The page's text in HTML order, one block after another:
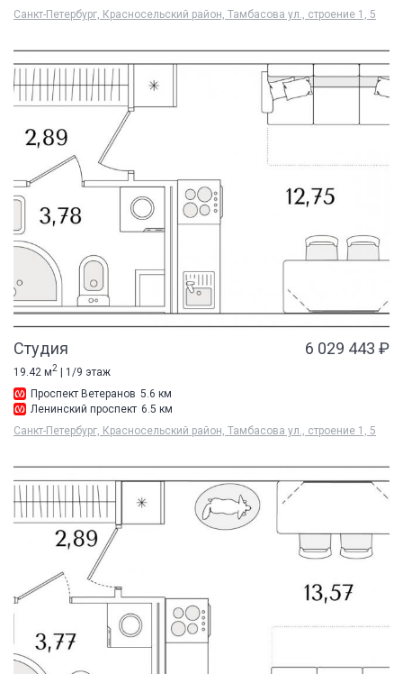
Санкт-Петербург, Красносельский район, Тамбасова ул., строение 1, 5
Студия 6 029 443 ₽
19.42 м2
| 1/9 этаж
Проспект Ветеранов 5.6 км
Ленинский проспект 6.5 км
Санкт-Петербург, Красносельский район, Тамбасова ул., строение 1, 5